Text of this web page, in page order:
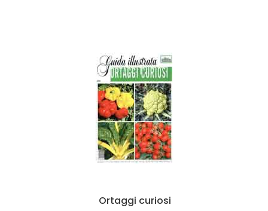
Ortaggi curiosi